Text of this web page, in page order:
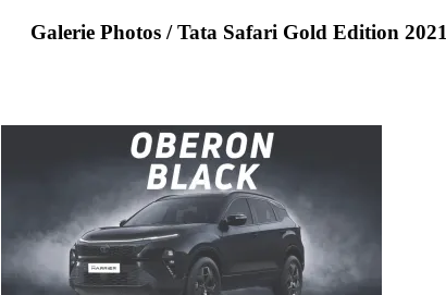
Galerie Photos / Tata Safari Gold Edition 2021